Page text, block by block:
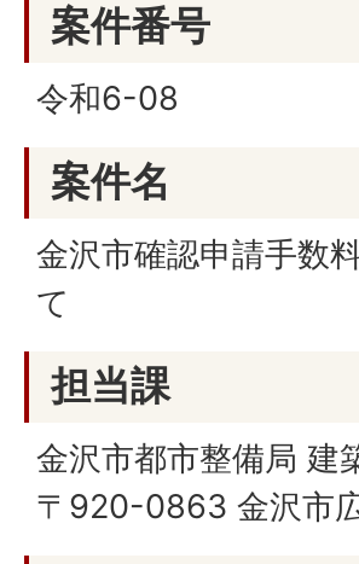
案件番号
令和6-08
案件名
金沢市確認申請手数
て
担当課
金沢市都市整備局 建
〒920-0863 金沢市